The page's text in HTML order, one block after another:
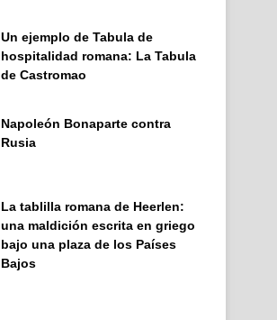
Un ejemplo de Tabula de
hospitalidad romana: La Tabula
de Castromao
Napoleón Bonaparte contra
Rusia
La tablilla romana de Heerlen:
una maldición escrita en griego
bajo una plaza de los Países
Bajos